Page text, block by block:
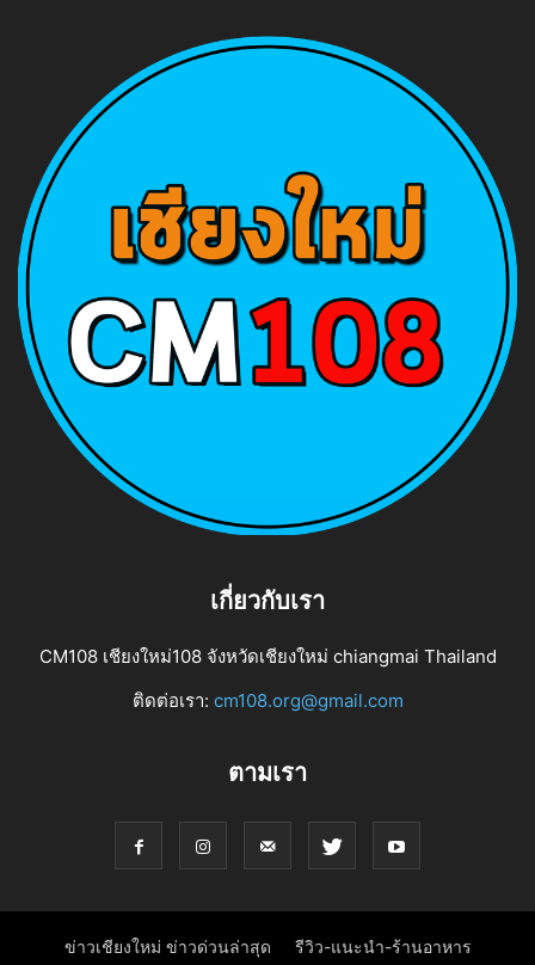
เกี่ยวกับเรา
CM108 เชียงใหม่108 จังหวัดเชียงใหม่ chiangmai Thailand
ติดต่อเรา: cm108.org@gmail.com
ตามเรา
ข่าวเชียงใหม่ ข่าวด่วนล่าสุด รีวิว-แนะนำ-ร้านอาหาร